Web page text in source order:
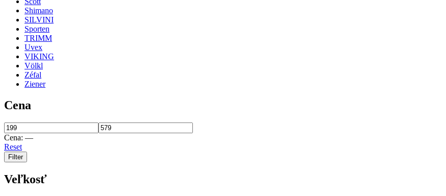
Shimano
SILVINI
Sporten
TRIMM
Uvex
VIKING
Völkl
Zéfal
Ziener
Cena
Cena: —
Reset
Filter
Veľkosť